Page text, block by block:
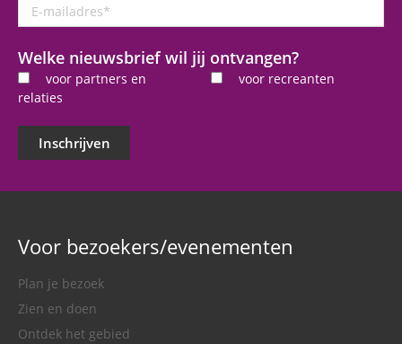
mailadres
Welke nieuwsbrief wil jij ontvangen?
voor partners en
relaties
voor recreanten
Inschrijven
Voor bezoekers/evenementen
Plan je bezoek
Zien en doen
Ontdek het gebied